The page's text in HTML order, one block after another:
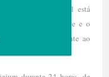
normal, o animal está
desidratação é grave e o
levá-lo urgentemente ao